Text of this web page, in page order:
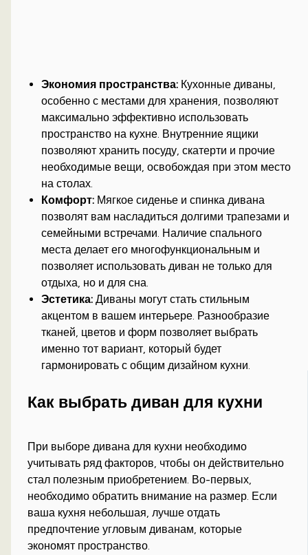
Экономия пространства: Кухонные диваны,
особенно с местами для хранения, позволяют
максимально эффективно использовать
пространство на кухне. Внутренние ящики
позволяют хранить посуду, скатерти и прочие
необходимые вещи, освобождая при этом место
на столах.
Комфорт: Мягкое сиденье и спинка дивана
позволят вам насладиться долгими трапезами и
семейными встречами. Наличие спального
места делает его многофункциональным и
позволяет использовать диван не только для
отдыха, но и для сна.
Эстетика: Диваны могут стать стильным
акцентом в вашем интерьере. Разнообразие
тканей, цветов и форм позволяет выбрать
именно тот вариант, который будет
гармонировать с общим дизайном кухни.
Как выбрать диван для кухни
При выборе дивана для кухни необходимо
учитывать ряд факторов, чтобы он действительно
стал полезным приобретением. Во-первых,
необходимо обратить внимание на размер. Если
ваша кухня небольшая, лучше отдать
предпочтение угловым диванам, которые
экономят пространство.